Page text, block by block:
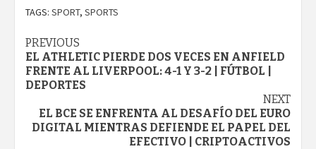
TAGS: SPORT, SPORTS
Continue
Reading
PREVIOUS
EL ATHLETIC PIERDE DOS VECES EN ANFIELD
FRENTE AL LIVERPOOL: 4-1 Y 3-2 | FÚTBOL |
DEPORTES
NEXT
EL BCE SE ENFRENTA AL DESAFÍO DEL EURO
DIGITAL MIENTRAS DEFIENDE EL PAPEL DEL
EFECTIVO | CRIPTOACTIVOS